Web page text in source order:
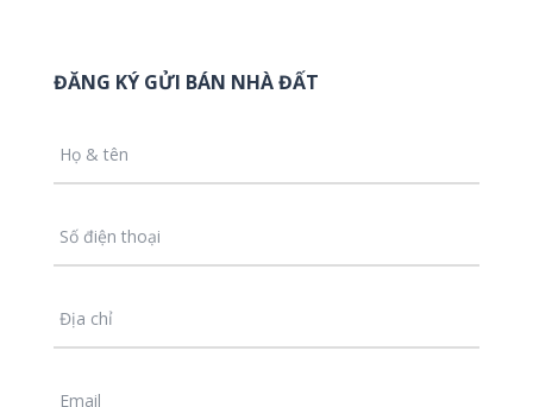
ĐĂNG KÝ GỬI BÁN NHÀ ĐẤT